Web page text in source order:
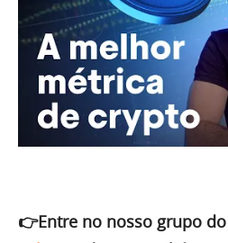
👉Entre no nosso grupo do